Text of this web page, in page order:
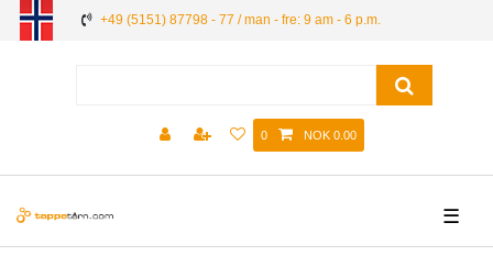
+49 (5151) 87798 - 77 / man - fre: 9 am - 6 p.m.
0 NOK 0.00
☰